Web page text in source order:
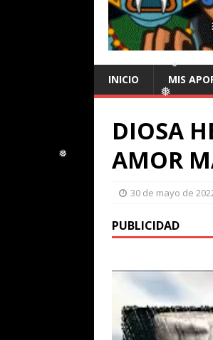
❅ ❅
INICIO MIS
DIOSA
AMOR
30 de mayo de
PUBLICIDAD